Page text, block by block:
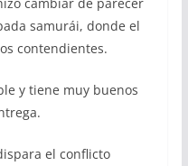
cambiar de parecer
samurái, donde el
contendientes.
y tiene muy buenos
el conflicto